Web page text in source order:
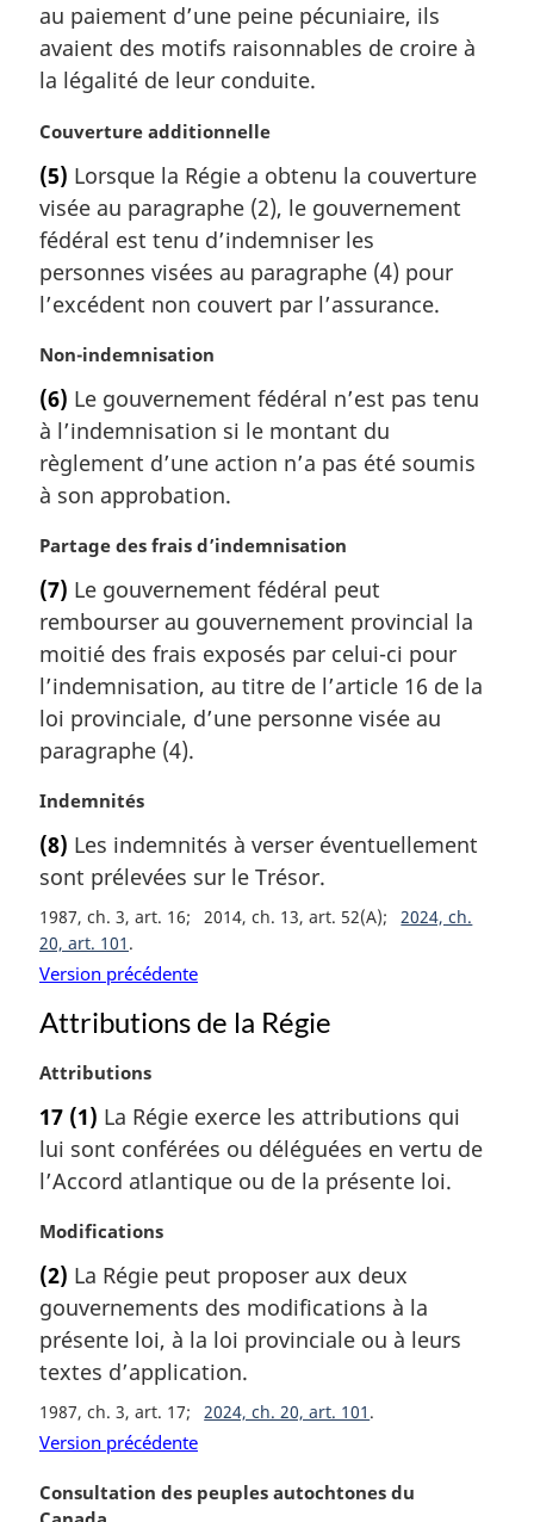
au paiement d’une peine pécuniaire, ils
avaient des motifs raisonnables de croire à
la légalité de leur conduite.
N
t
e
m
r
g
n
a
l
e
:
Couverture additionnelle
(5) Lorsque la Régie a obtenu la couverture
visée au paragraphe (2), le gouvernement
fédéral est tenu d’indemniser les
personnes visées au paragraphe (4) pour
l’excédent non couvert par l’assurance.
N
t
e
m
a
g
n
a
e
:
Non-indemnisation
(6) Le gouvernement fédéral n’est pas tenu
à l’indemnisation si le montant du
règlement d’une action n’a pas été soumis
à son approbation.
N
t
e
m
a
g
i
a
l
e
:
Partage des frais d’indemnisation
(7) Le gouvernement fédéral peut
rembourser au gouvernement provincial la
moitié des frais exposés par celui-ci pour
l’indemnisation, au titre de l’article 16 de la
loi provinciale, d’une personne visée au
paragraphe (4).
N
t
e
m
a
r
g
n
a
e
:
Indemnités
(8) Les indemnités à verser éventuellement
sont prélevées sur le Trésor.
1987, ch. 3, art. 16 2014, ch. 13, art. 52(A)
2024, ch.
20, art. 101
Version précédente
Attributions de la Régie
N
t
e
m
r
i
n
a
l
e
:
Attributions
17 (1) La Régie exerce les attributions qui
lui sont conférées ou déléguées en vertu de
l’Accord atlantique ou de la présente loi.
N
t
e
m
a
g
i
a
Modifications
(2) La Régie peut proposer aux deux
gouvernements des modifications à la
présente loi, à la loi provinciale ou à leurs
textes d’application.
1987, ch. 3, art. 17 2024, ch. 20, art. 101
Version précédente
N
Consultation des peuples autochtones du